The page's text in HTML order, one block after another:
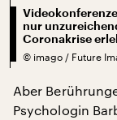
nur
Coronakrise
© imago / Future
Aber
Psychologin